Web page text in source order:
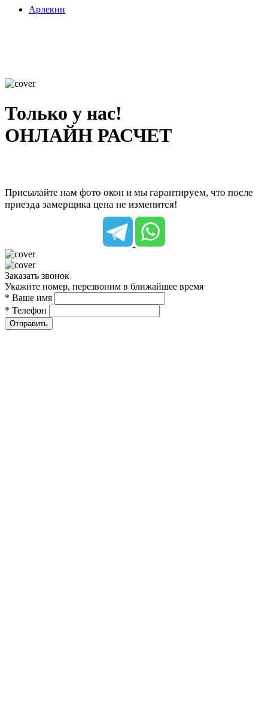
Арлекин
Только у нас!
ОНЛАЙН РАСЧЕТ
Присылайте нам фото окон и мы гарантируем, что после
приезда замерщика цена не изменится!
Заказать звонок
Укажите номер, перезвоним в ближайшее время
* Ваше имя
* Телефон
Отправить